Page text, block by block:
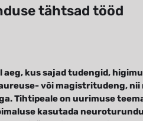
tähtsad tööd
aeg, kus sajad tudengid,
või magistritudeng,
Tihtipeale on uurimuse
kasutada